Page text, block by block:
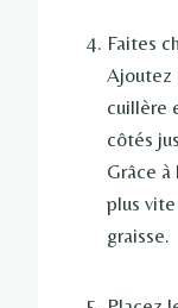
Faites
Ajoutez
cuillère
côtés
Grâce
plus
graisse.